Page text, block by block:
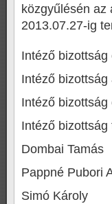
közgyűlésén az
2013.07.27-ig
Intéző
Intéző
Intéző bizottság
Intéző bizottság
Dombai Tamás
Pappné Pubori
Simó Károly